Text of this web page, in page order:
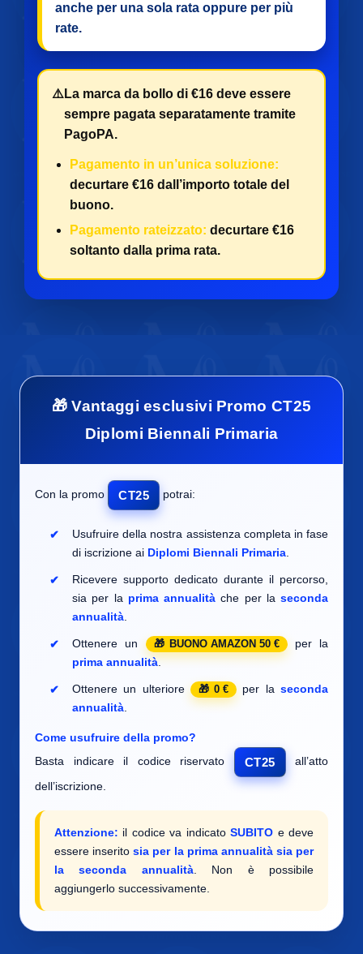
anche per una sola rata oppure per più
rate.
⚠️ La marca da bollo di €16 deve essere
sempre pagata separatamente tramite
PagoPA.
Pagamento in un’unica soluzione:
decurtare €16 dall’importo totale del
buono.
Pagamento rateizzato: decurtare €16
soltanto dalla prima rata.
🎁 Vantaggi esclusivi Promo CT25
Diplomi Biennali Primaria
Con la promo CT25 potrai:
Usufruire della nostra assistenza completa in fase
di iscrizione ai Diplomi Biennali Primaria
Ricevere supporto dedicato durante il percorso,
sia per la prima annualità che per la seconda
annualità
Ottenere un BUONO AMAZON 50 €
per la
prima annualità.
Ottenere un ulteriore 0 € per la seconda
annualità
Come usufruire della promo?
Basta indicare il codice riservato
CT25
all’atto
dell’iscrizione.
Attenzione: il codice va indicatoSUBITO e deve
essere inseritosia per la prima annualità sia per
la seconda annualità. Non è possibile
aggiungerlo successivamente.